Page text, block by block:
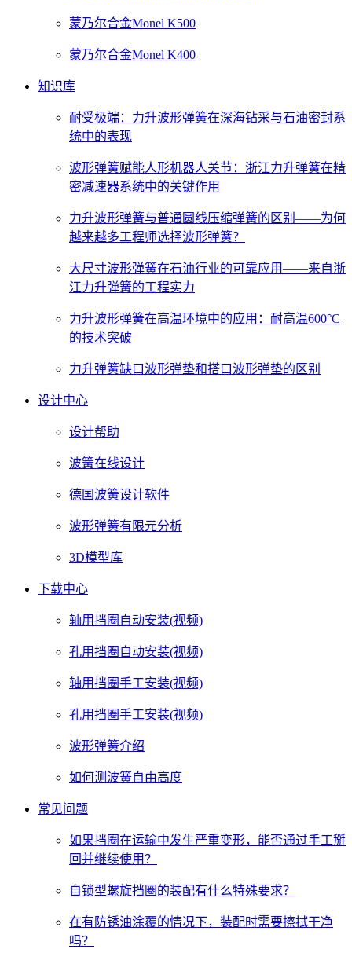
蒙乃尔合金Monel K500
蒙乃尔合金Monel K400
知识库
耐受极端：力升波形弹簧在深海钻采与石油密封系
统中的表现
波形弹簧赋能人形机器人关节：浙江力升弹簧在精
密减速器系统中的关键作用
力升波形弹簧与普通圆线压缩弹簧的区别——为何
越来越多工程师选择波形弹簧？
大尺寸波形弹簧在石油行业的可靠应用——来自浙
江力升弹簧的工程实力
力升波形弹簧在高温环境中的应用：耐高温600°C
的技术突破
力升弹簧缺口波形弹垫和搭口波形弹垫的区别
设计中心
设计帮助
波簧在线设计
德国波簧设计软件
波形弹簧有限元分析
3D模型库
下载中心
轴用挡圈自动安装(视频)
孔用挡圈自动安装(视频)
轴用挡圈手工安装(视频)
孔用挡圈手工安装(视频)
波形弹簧介绍
如何测波簧自由高度
常见问题
如果挡圈在运输中发生严重变形，能否通过手工掰
回并继续使用？
自锁型螺旋挡圈的装配有什么特殊要求？
在有防锈油涂覆的情况下，装配时需要擦拭干净
吗？